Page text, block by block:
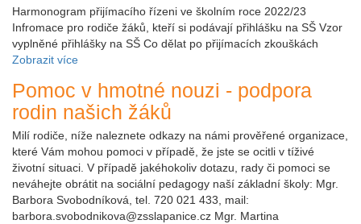
Harmonogram přijímacího řízeni ve školním roce 2022/23
Infromace pro rodiče žáků, kteří si podávají přihlášku na SŠ Vzor
vyplněné přihlášky na SŠ Co dělat po přijímacích zkouškách
Zobrazit více
Pomoc v hmotné nouzi - podpora
rodin našich žáků
Milí rodiče, níže naleznete odkazy na námi prověřené organizace,
které Vám mohou pomoci v případě, že jste se ocitli v tíživé
životní situaci. V případě jakéhokoliv dotazu, rady či pomoci se
neváhejte obrátit na sociální pedagogy naší základní školy: Mgr.
Barbora Svobodníková, tel. 720 021 433, mail:
barbora.svobodnikova@zsslapanice.cz Mgr. Martina